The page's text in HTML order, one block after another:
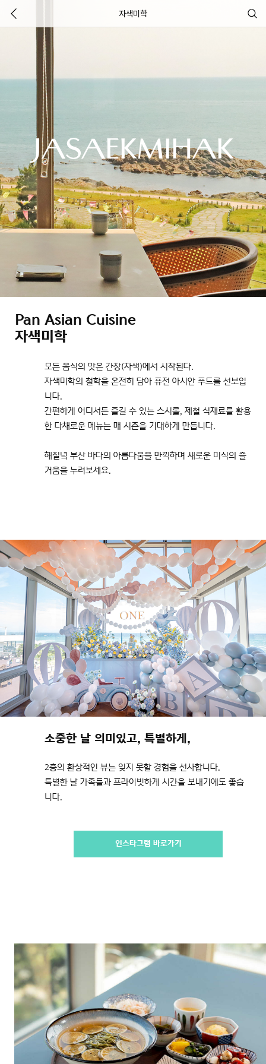
자색미학
JASAEKMIHAK
Pan Asian Cuisine
자색미학
모든 음식의 맛은 간장(자색)에서 시작된다.
자색미학의 철학을 온전히 담아 퓨전 아시안 푸드를 선보입
니다.
간편하게 어디서든 즐길 수 있는 스시롤, 제철 식재료를 활용
한 다채로운 메뉴는매 시즌을 기대하게 만듭니다.
해질녘 부산 바다의 아름다움을 만끽하며 새로운 미식의 즐
거움을 누려보세요.
소중한 날 의미있고, 특별하게,
2층의 환상적인 뷰는 잊지 못할 경험을 선사합니다.
특별한 날 가족들과 프라이빗하게 시간을 보내기에도 좋습
니다.
인스타그램 바로가기